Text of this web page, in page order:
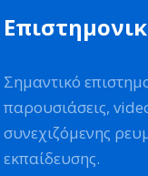
Σημαντικό
παρουσιάσεις,
συνεχιζόμενης
εκπαίδευσης.